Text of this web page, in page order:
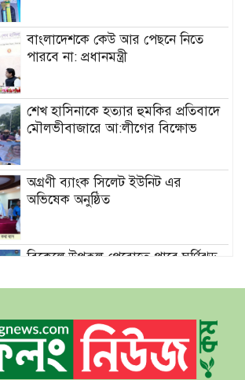
বাংলাদেশকে কেউ আর পেছনে নিতে
পারবে না: প্রধানমন্ত্রী
শেখ হাসিনাকে হত্যার হুমকির প্রতিবাদে
মৌলভীবাজারে আ:লীগের বিক্ষোভ
অগ্রণী ব্যাংক সিলেট ইউনিট এর
অভিষেক অনুষ্ঠিত
বিকেলে উপকূল পেরোতে পারে ঘূর্ণিঝড়
সেন্টমার্টিনের সব হোটেল-মোটেল-
রিসোর্টকে আশ্রয়কেন্দ্র ঘোষণা